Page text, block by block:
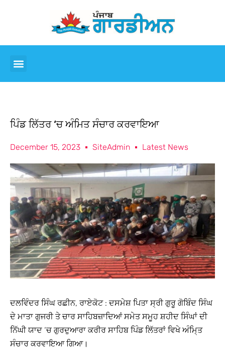
ਪਿੰਡ ਲਿੱਤਰ ‘ਚ ਅੰਮਿਤ ਸੰਚਾਰ ਕਰਵਾਇਆ
December 15, 2023 SiteAdmin Latest News
ਦਲਵਿੰਦਰ ਸਿੰਘ ਰਛੀਨ, ਰਾਏਕੋਟ : ਦਸਮੇਸ਼ ਪਿਤਾ ਸ੍ਰੀ ਗੁਰੂ ਗੋਬਿੰਦ ਸਿੰਘ
ਦੇ ਮਾਤਾ ਗੁਜਰੀ ਤੇ ਚਾਰ ਸਾਹਿਬਜ਼ਾਦਿਆਂ ਸਮੇਤ ਸਮੂਹ ਸ਼ਹੀਦ ਸਿੰਘਾਂ ਦੀ
ਨਿੱਘੀ ਯਾਦ ‘ਚ ਗੁਰਦੁਆਰਾ ਕਰੀਰ ਸਾਹਿਬ ਪਿੰਡ ਲਿੱਤਰਾਂ ਵਿਖੇ ਅੰਮਿ੍ਤ
ਸੰਚਾਰ ਕਰਵਾਇਆ ਗਿਆ।